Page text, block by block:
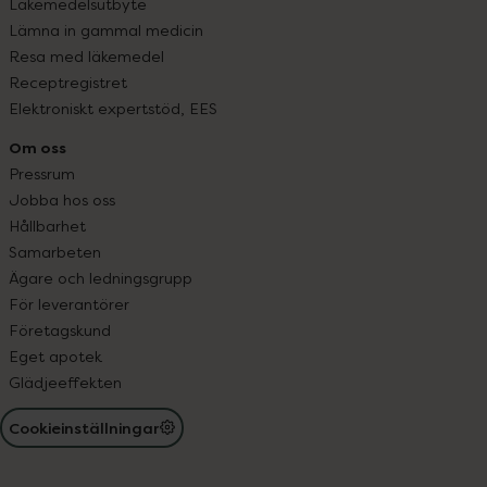
Lämna in gammal medicin
Resa med läkemedel
Receptregistret
Elektroniskt expertstöd, EES
Om oss
Pressrum
Jobba hos oss
Hållbarhet
Samarbeten
Ägare och ledningsgrupp
För leverantörer
Företagskund
Eget apotek
Glädjeeffekten
Cookieinställningar